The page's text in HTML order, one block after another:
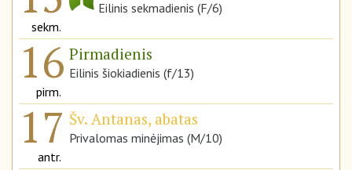
sekm.
Eilinis sekmadienis (F/6)
16
pirm.
Pirmadienis
Eilinis šiokiadienis (f/13)
17
antr.
Šv. Antanas, abatas
Privalomas minėjimas (M/10)